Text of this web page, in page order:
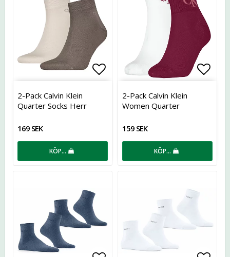
Lägg till i favoritlistan
2-Pack Calvin Klein
Quarter Socks Herr
169 SEK
KÖP…
2-Pack Calvin Klein
Women Quarter
159 SEK
KÖP…